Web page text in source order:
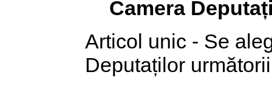
Camera
Articol unic - Se
Deputaților